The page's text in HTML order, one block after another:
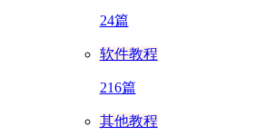
24篇
软件教程
216篇
其他教程